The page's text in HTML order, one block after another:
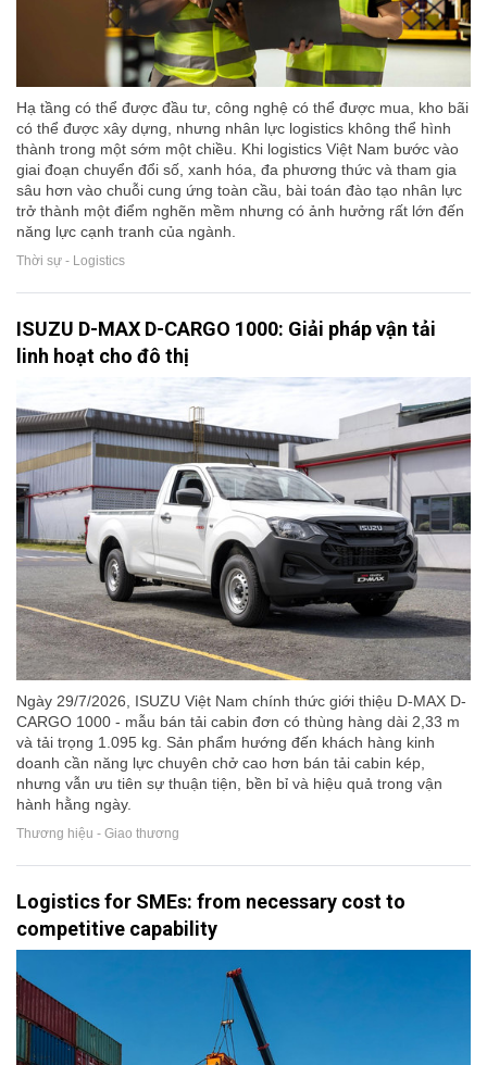
Hạ tầng có thể được đầu tư, công nghệ có thể được mua, kho bãi
có thể được xây dựng, nhưng nhân lực logistics không thể hình
thành trong một sớm một chiều. Khi logistics Việt Nam bước vào
giai đoạn chuyển đổi số, xanh hóa, đa phương thức và tham gia
sâu hơn vào chuỗi cung ứng toàn cầu, bài toán đào tạo nhân lực
trở thành một điểm nghẽn mềm nhưng có ảnh hưởng rất lớn đến
năng lực cạnh tranh của ngành.
Thời sự - Logistics
ISUZU D-MAX D-CARGO 1000: Giải pháp vận tải
linh hoạt cho đô thị
Ngày 29/7/2026, ISUZU Việt Nam chính thức giới thiệu D-MAX D-
CARGO 1000 - mẫu bán tải cabin đơn có thùng hàng dài 2,33 m
và tải trọng 1.095 kg. Sản phẩm hướng đến khách hàng kinh
doanh cần năng lực chuyên chở cao hơn bán tải cabin kép,
nhưng vẫn ưu tiên sự thuận tiện, bền bỉ và hiệu quả trong vận
hành hằng ngày.
Thương hiệu - Giao thương
Logistics for SMEs: from necessary cost to
competitive capability